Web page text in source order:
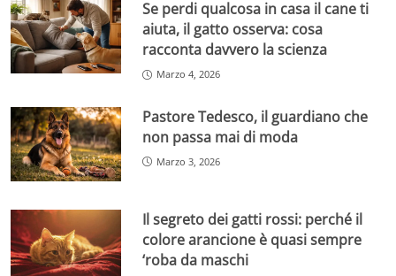
Se perdi qualcosa in casa il cane ti
aiuta, il gatto osserva: cosa
racconta davvero la scienza
Marzo 4, 2026
Pastore Tedesco, il guardiano che
non passa mai di moda
Marzo 3, 2026
Il segreto dei gatti rossi: perché il
colore arancione è quasi sempre
‘roba da maschi